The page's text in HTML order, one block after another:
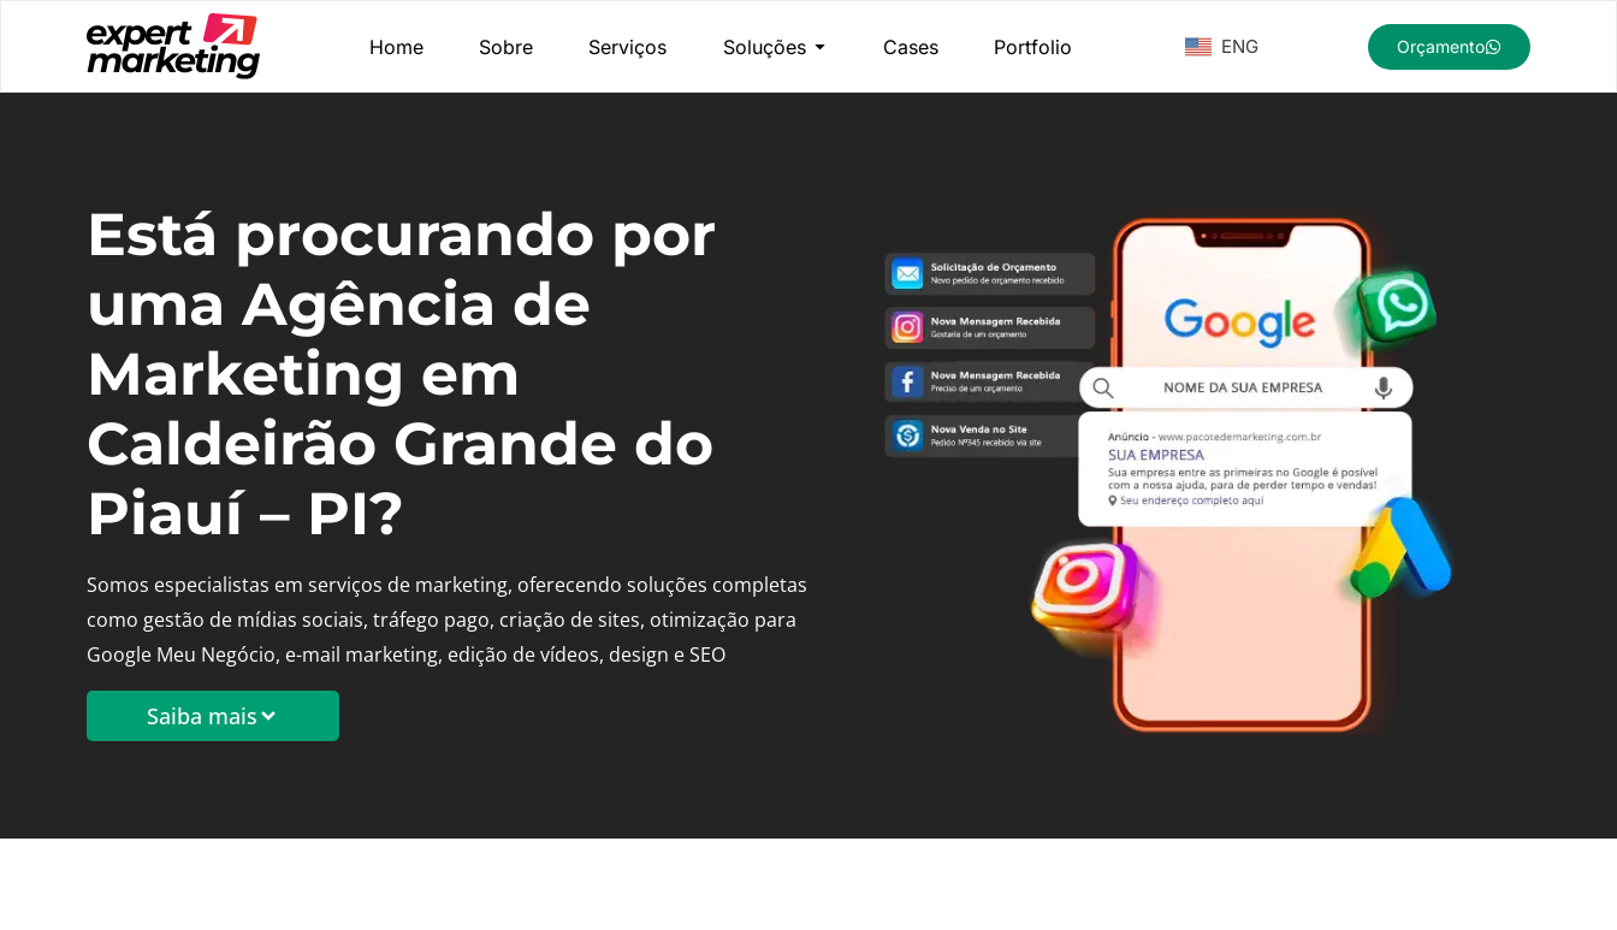
Home Sobre Serviços Soluções Cases Portfolio ENG Orçamento
Está procurando por
uma Agência de
Marketing em
Caldeirão Grande do
Piauí – PI?
Somos especialistas em serviços de marketing, oferecendo soluções completas
como gestão de mídias sociais, tráfego pago, criação de sites, otimização para
Google Meu Negócio, e-mail marketing, edição de vídeos, design e SEO
Saiba mais